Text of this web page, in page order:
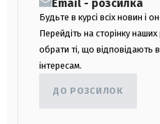
Email - розсилка
Будьте в курсі всіх новин і
Перейдіть на сторінку
обрати ті, що відповідають
інтересам.
ДО РОЗСИЛОК